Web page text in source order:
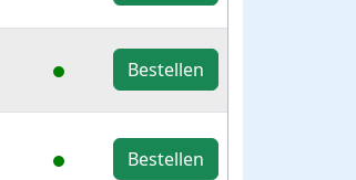
Bestellen
Bestellen